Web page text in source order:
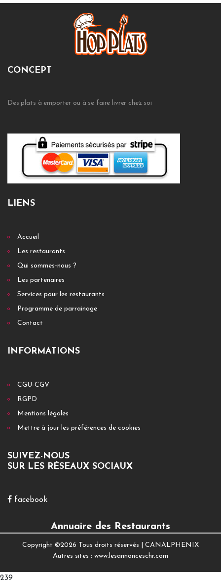
CONCEPT
Des plats à emporter ou à se faire livrer chez soi
LIENS
Accueil
Les restaurants
Qui sommes-nous ?
Les partenaires
Services pour les restaurants
Programme de parrainage
Contact
INFORMATIONS
CGU-CGV
RGPD
Mentions légales
Mettre à jour les préférences de cookies
SUIVEZ-NOUS
SUR LES RÉSEAUX SOCIAUX
facebook
Annuaire des Restaurants
Copyright ©2026 Tous droits réservés | CANALPHENIX
Autres sites : www.lesannonceschr.com
239